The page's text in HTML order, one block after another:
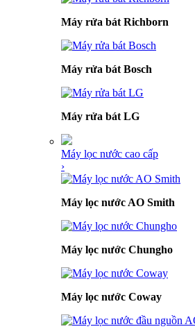
Máy rửa bát Richborn
Máy rửa bát Bosch
Máy rửa bát LG
Máy lọc nước cao cấp
›
Máy lọc nước AO Smith
Máy lọc nước Chungho
Máy lọc nước Coway